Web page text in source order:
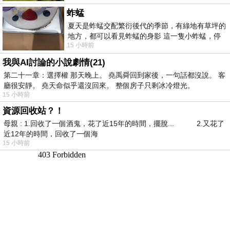
蚱蜢
夏天是蚱蜢交配繁衍後代的季節，有綠地有草坪的
地方，都可以看見蚱蜢的身影 這一隻小蚱蜢，停
在車頂上，怎麼樣小心驅趕，都無動
15 小時前
我與AI討論的小說劇情(21)
第二十一章：選擇權 那天晚上。 堯禹舜回到家後，一句話都沒說。 客
廳很安靜。 堯天命似乎還沒回來。 整個房子只剩冰冷燈光。
15 小時前
資源回收站？！
母親 : 1.回收了一個酒鬼，花了近15年的時間，擺脫... 2.又花了
近12年的時間，回收了一個海
15 小時前